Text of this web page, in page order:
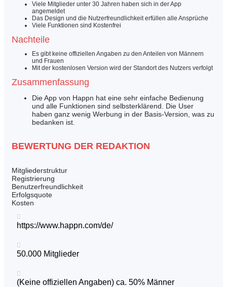
Viele Mitglieder unter 30 Jahren haben sich in der App
angemeldet
Das Design und die Nutzerfreundlichkeit erfüllen alle Ansprüche
Viele Funktionen sind Kostenfrei
Nachteile
Es gibt keine offiziellen Angaben zu den Anteilen von Männern
und Frauen
Mit der kostenlosen Version wird der Standort des Nutzers verfolgt
Zusammenfassung
Die App von Happn hat eine sehr einfache Bedienung
und alle Funktionen sind selbsterklärend. Die User
haben ganz wenig Werbung in der Basis-Version, was zu
bedanken ist.
BEWERTUNG DER REDAKTION
Mitgliederstruktur
Registrierung
Benutzerfreundlichkeit
Erfolgsquote
Kosten

https://www.happn.com/de/

50.000 Mitglieder

(Keine offiziellen Angaben) ca. 50% Männer